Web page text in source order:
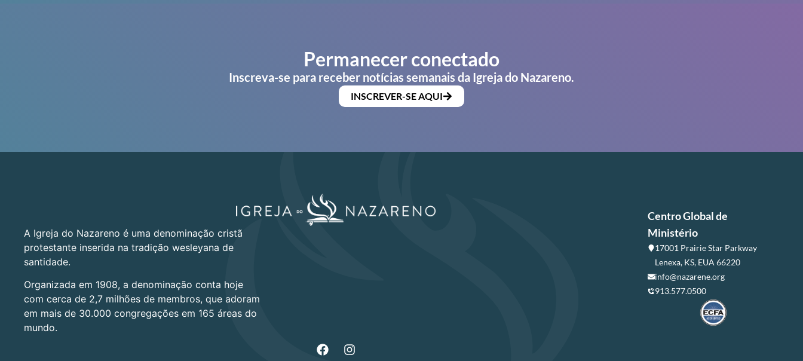
Permanecer conectado
Inscreva-se para receber notícias semanais da Igreja do Nazareno.
INSCREVER-SE AQUI
A Igreja do Nazareno é uma denominação cristã
protestante inserida na tradição wesleyana de
santidade.
Organizada em 1908, a denominação conta hoje
com cerca de 2,7 milhões de membros, que adoram
em mais de 30.000 congregações em 165 áreas do
mundo.
Centro Global de
Ministério
17001 Prairie Star Parkway
Lenexa, KS, EUA 66220
info@nazarene.org
913.577.0500